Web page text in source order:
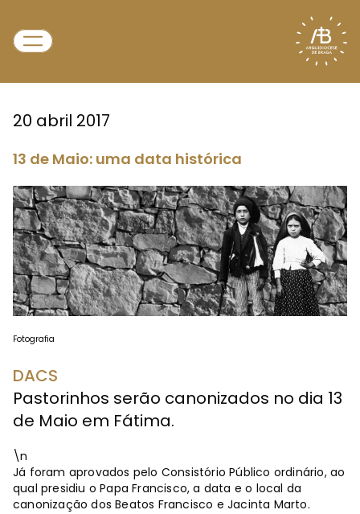
20 abril 2017
13 de Maio: uma data histórica
Fotografia
DACS
Pastorinhos serão canonizados no dia 13
de Maio em Fátima.
\n
Já foram aprovados pelo Consistório Público ordinário, ao
qual presidiu o Papa Francisco, a data e o local da
canonização dos Beatos Francisco e Jacinta Marto.